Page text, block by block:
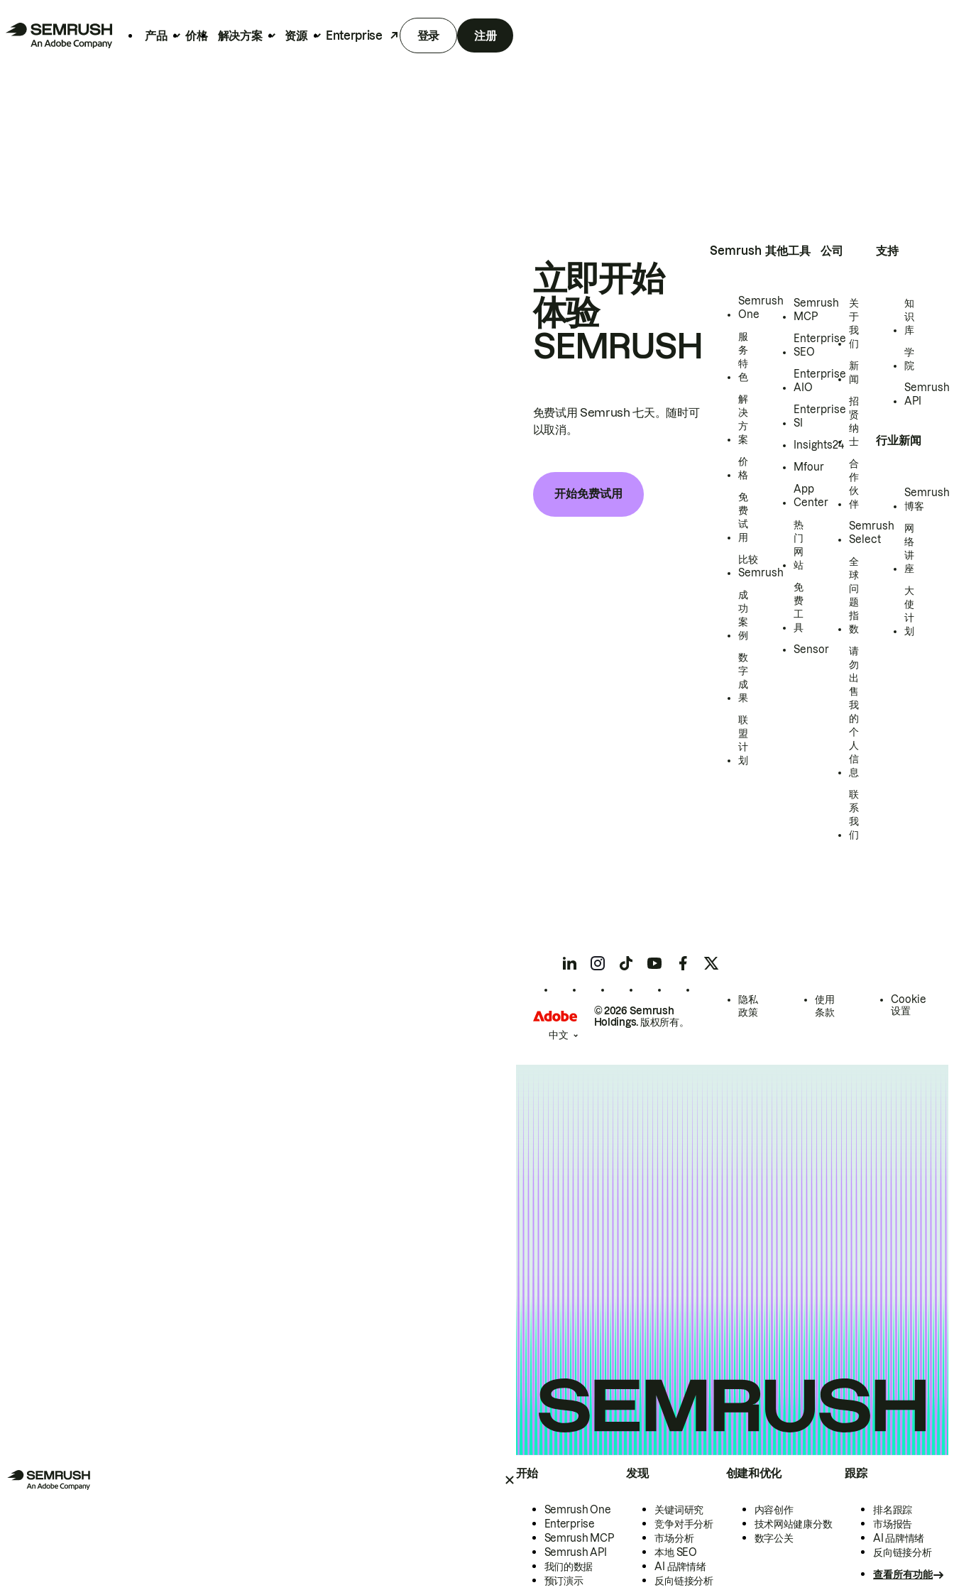
产品 价格 解决方案 资源 Enterprise 登录 注册
开始
Semrush One
Enterprise
Semrush MCP
Semrush API
我们的数据
预订演示
发现
关键词研究
竞争对手分析
市场分析
本地 SEO
AI 品牌情绪
反向链接分析
创建和优化
内容创作
技术网站健康分数
数字公关
跟踪
排名跟踪
市场报告
AI 品牌情绪
反向链接分析
查看所有功能
立即开始
体验
SEMRUSH
免费试用 Semrush 七天。随时可
以取消。
开始免费试用
Semrush
Semrush
One
服
务
特
色
解
决
方
案
价
格
免
费
试
用
比较
Semrush
成
功
案
例
数
字
成
果
联
盟
计
划
其他工具
Semrush
MCP
Enterprise
SEO
Enterprise
AIO
Enterprise
SI
Insights24
Mfour
App
Center
热
门
网
站
免
费
工
具
Sensor
公司
关
于
我
们
新
闻
招
贤
纳
士
合
作
伙
伴
Semrush
Select
全
球
问
题
指
数
请
勿
出
售
我
的
个
人
信
息
联
系
我
们
支持
知
识
库
学
院
Semrush
API
行业新闻
Semrush
博客
网
络
讲
座
大
使
计
划
© 2026 Semrush
Holdings. 版权所有。
隐私
政策
使用
条款
Cookie
设置
中文